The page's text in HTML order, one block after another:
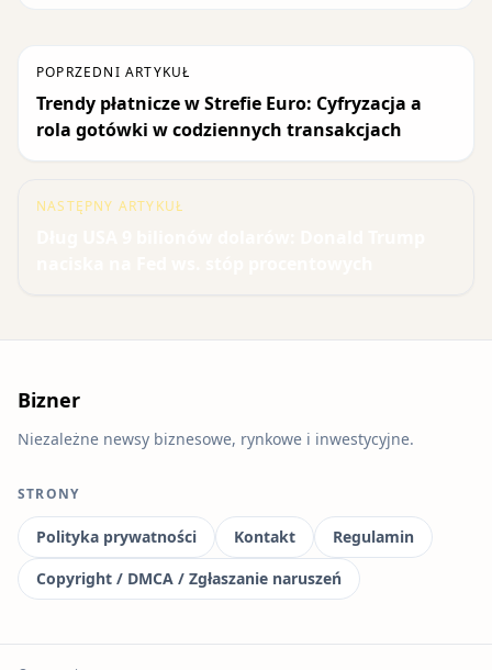
POPRZEDNI ARTYKUŁ
Trendy płatnicze w Strefie Euro: Cyfryzacja a
rola gotówki w codziennych transakcjach
NASTĘPNY ARTYKUŁ
Bizner
Niezależne newsy biznesowe, rynkowe i inwestycyjne.
STRONY
Polityka prywatności Kontakt
Regulamin
Copyright / DMCA / Zgłaszanie naruszeń